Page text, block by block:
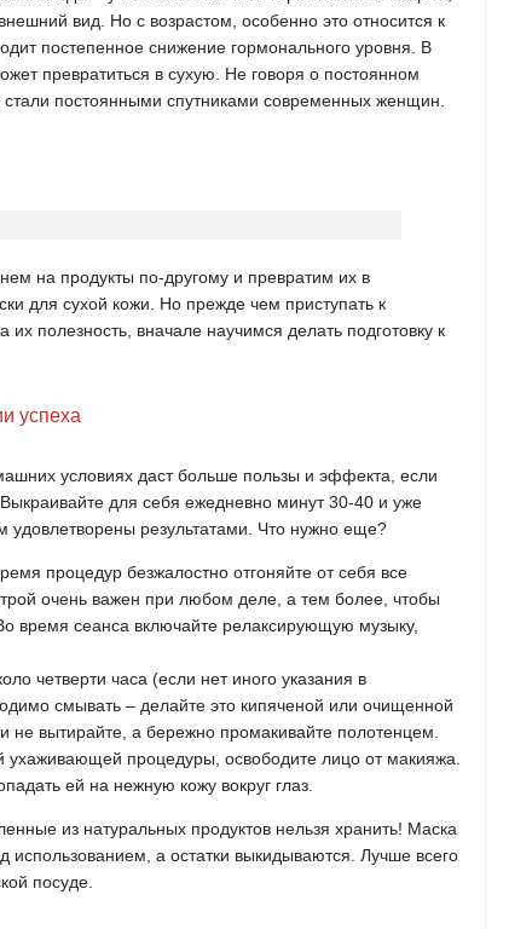
вид. Но с возрастом, особенно это относится к
постепенное снижение гормонального уровня. В
превратиться в сухую. Не говоря о постоянном
постоянными спутниками современных женщин.
на продукты по-другому и превратим их в
для сухой кожи. Но прежде чем приступать к
их полезность, вначале научимся делать подготовку к
успеха
условиях даст больше пользы и эффекта, если
для себя ежедневно минут 30-40 и уже
удовлетворены результатами. Что нужно еще?
процедур безжалостно отгоняйте от себя все
очень важен при любом деле, а тем более, чтобы
время сеанса включайте релаксирующую музыку,
четверти часа (если нет иного указания в
смывать – делайте это кипяченой или очищенной
не вытирайте, а бережно промакивайте полотенцем.
процедуры, освободите лицо от макияжа.
ей на нежную кожу вокруг глаз.
из натуральных продуктов нельзя хранить! Маска
использованием, а остатки выкидываются. Лучше всего
посуде.